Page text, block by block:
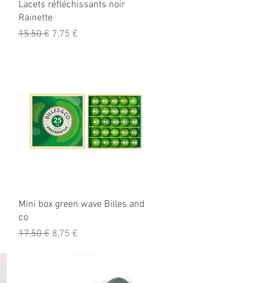
Aperçu rapide
Lacets réfléchissants noir
Rainette
Prix original
15,50 € Prix promotionnel
7,75 €
Aperçu rapide
Mini box green wave Billes and
co
Prix original
17,50 € Prix promotionnel
8,75 €